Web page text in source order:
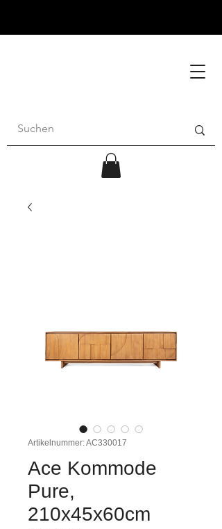
Artikelnummer: AC330017
Ace Kommode
Pure,
210x45x60cm